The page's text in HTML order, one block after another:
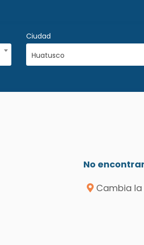
Ciudad
Huatusco
No
Cambia la